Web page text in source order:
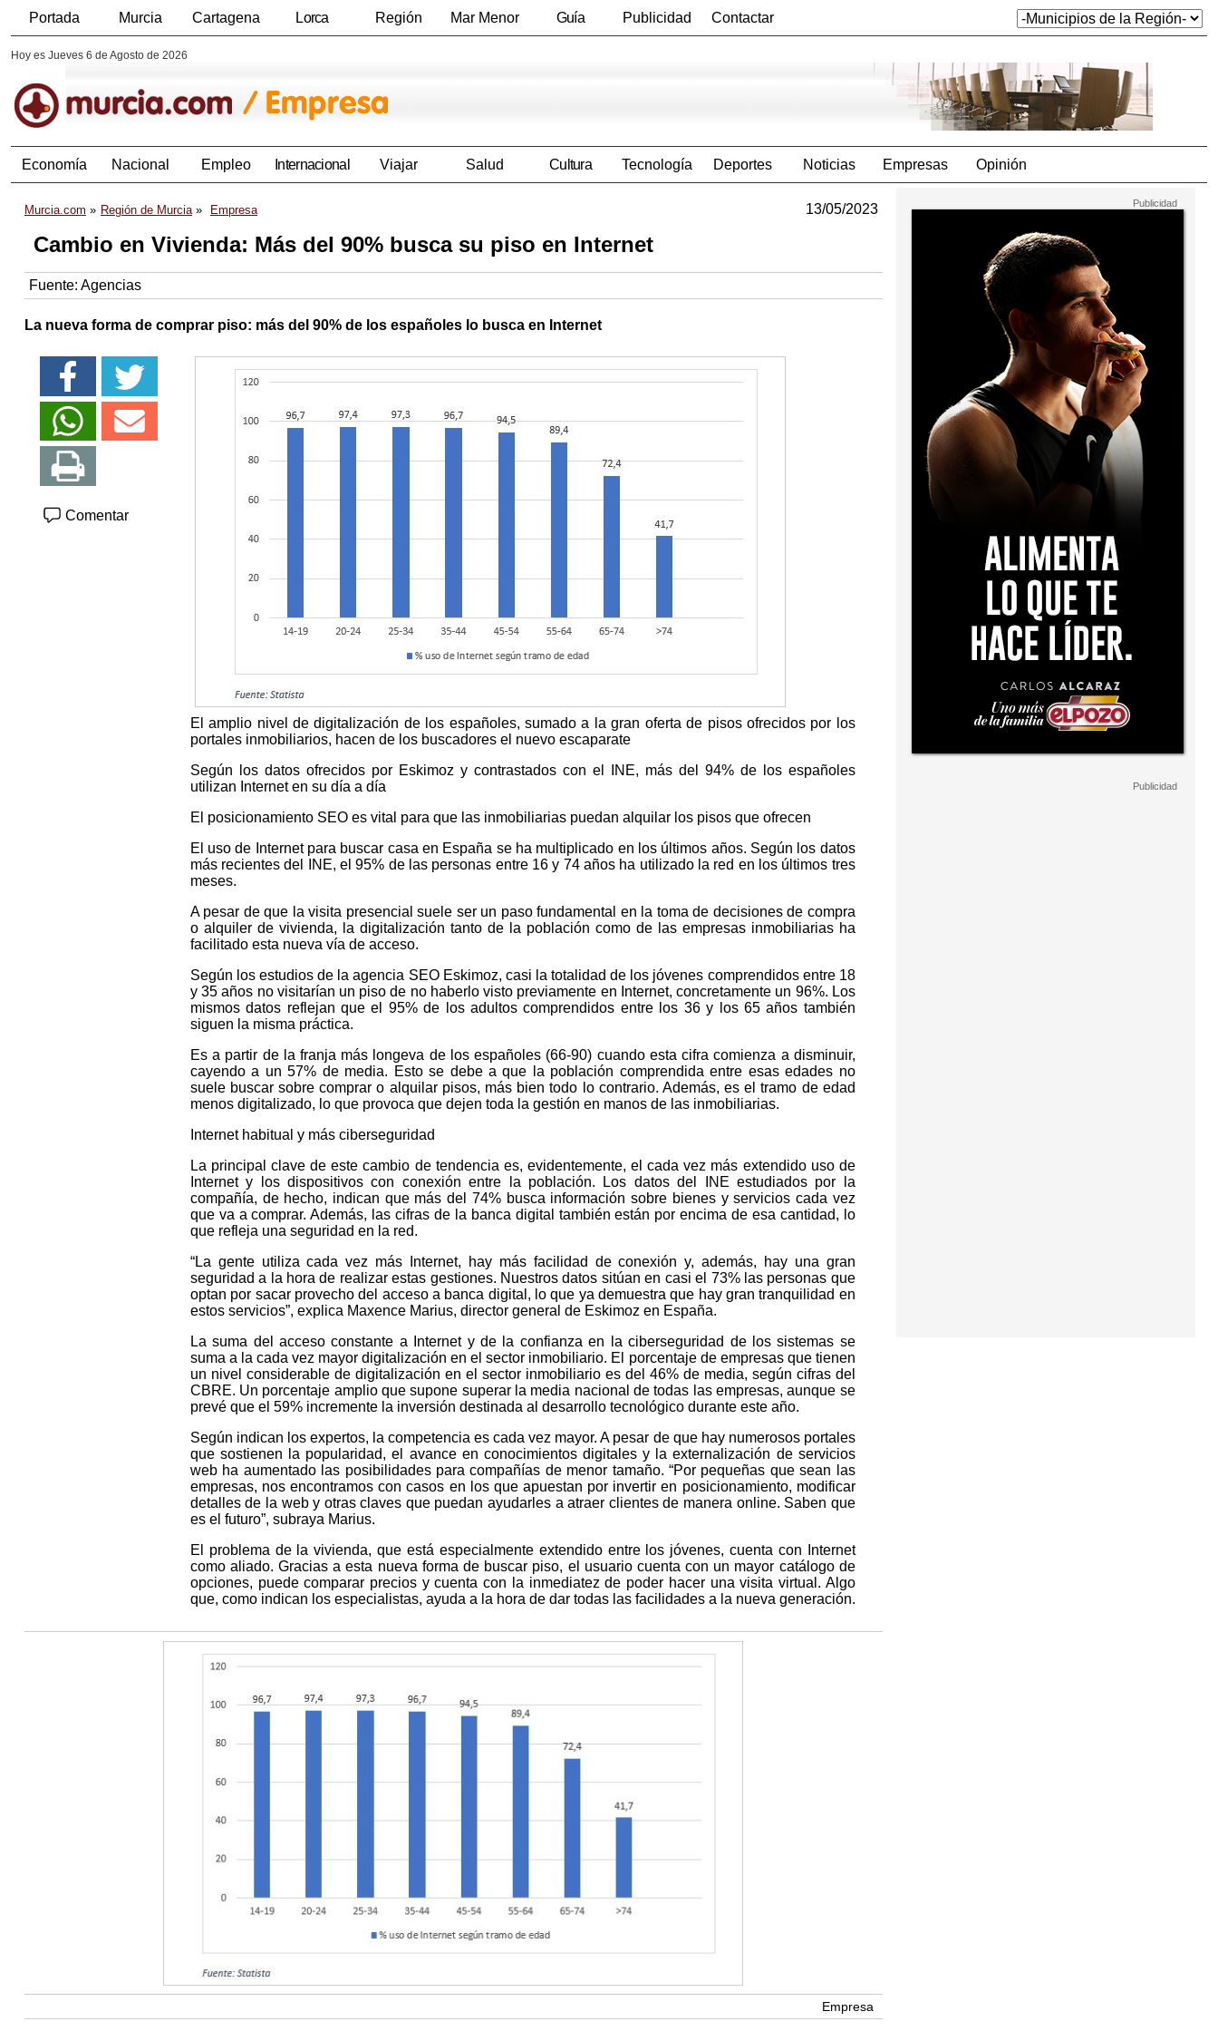
Portada Murcia Cartagena Lorca Región Mar Menor Guía Publicidad Contactar
Hoy es Jueves 6 de Agosto de 2026
Economía Nacional Empleo Internacional Viajar Salud Cultura Tecnología Deportes Noticias Empresas Opinión
Murcia.com Región de Murcia Empresa 13/05/2023
Cambio en Vivienda: Más del 90% busca su piso en Internet
Fuente: Agencias
La nueva forma de comprar piso: más del 90% de los españoles lo busca en Internet
Comentar
El amplio nivel de digitalización de los españoles, sumado a la gran oferta de pisos ofrecidos por los
portales inmobiliarios, hacen de los buscadores el nuevo escaparate
Según los datos ofrecidos por Eskimoz y contrastados con el INE, más del 94% de los españoles
utilizan Internet en su día a día
El posicionamiento SEO es vital para que las inmobiliarias puedan alquilar los pisos que ofrecen
El uso de Internet para buscar casa en España se ha multiplicado en los últimos años. Según los datos
más recientes del INE, el 95% de las personas entre 16 y 74 años ha utilizado la red en los últimos tres
meses.
A pesar de que la visita presencial suele ser un paso fundamental en la toma de decisiones de compra
o alquiler de vivienda, la digitalización tanto de la población como de las empresas inmobiliarias ha
facilitado esta nueva vía de acceso.
Según los estudios de la agencia SEO Eskimoz, casi la totalidad de los jóvenes comprendidos entre 18
y 35 años no visitarían un piso de no haberlo visto previamente en Internet, concretamente un 96%. Los
mismos datos reflejan que el 95% de los adultos comprendidos entre los 36 y los 65 años también
siguen la misma práctica.
Es a partir de la franja más longeva de los españoles (66-90) cuando esta cifra comienza a disminuir,
cayendo a un 57% de media. Esto se debe a que la población comprendida entre esas edades no
suele buscar sobre comprar o alquilar pisos, más bien todo lo contrario. Además, es el tramo de edad
menos digitalizado, lo que provoca que dejen toda la gestión en manos de las inmobiliarias.
Internet habitual y más ciberseguridad
La principal clave de este cambio de tendencia es, evidentemente, el cada vez más extendido uso de
Internet y los dispositivos con conexión entre la población. Los datos del INE estudiados por la
compañía, de hecho, indican que más del 74% busca información sobre bienes y servicios cada vez
que va a comprar. Además, las cifras de la banca digital también están por encima de esa cantidad, lo
que refleja una seguridad en la red.
“La gente utiliza cada vez más Internet, hay más facilidad de conexión y, además, hay una gran
seguridad a la hora de realizar estas gestiones. Nuestros datos sitúan en casi el 73% las personas que
optan por sacar provecho del acceso a banca digital, lo que ya demuestra que hay gran tranquilidad en
estos servicios”, explica Maxence Marius, director general de Eskimoz en España.
La suma del acceso constante a Internet y de la confianza en la ciberseguridad de los sistemas se
suma a la cada vez mayor digitalización en el sector inmobiliario. El porcentaje de empresas que tienen
un nivel considerable de digitalización en el sector inmobiliario es del 46% de media, según cifras del
CBRE. Un porcentaje amplio que supone superar la media nacional de todas las empresas, aunque se
prevé que el 59% incremente la inversión destinada al desarrollo tecnológico durante este año.
Según indican los expertos, la competencia es cada vez mayor. A pesar de que hay numerosos portales
que sostienen la popularidad, el avance en conocimientos digitales y la externalización de servicios
web ha aumentado las posibilidades para compañías de menor tamaño. “Por pequeñas que sean las
empresas, nos encontramos con casos en los que apuestan por invertir en posicionamiento, modificar
detalles de la web y otras claves que puedan ayudarles a atraer clientes de manera online. Saben que
es el futuro”, subraya Marius.
El problema de la vivienda, que está especialmente extendido entre los jóvenes, cuenta con Internet
como aliado. Gracias a esta nueva forma de buscar piso, el usuario cuenta con un mayor catálogo de
opciones, puede comparar precios y cuenta con la inmediatez de poder hacer una visita virtual. Algo
que, como indican los especialistas, ayuda a la hora de dar todas las facilidades a la nueva generación.
Empresa